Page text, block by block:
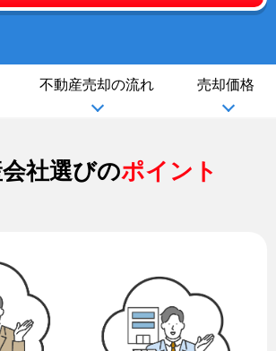
不動産売却の流れ 売却価格
社選びのポイント